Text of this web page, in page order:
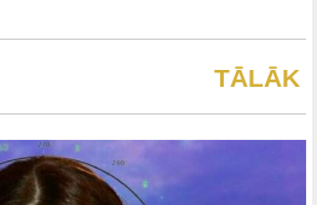
TĀLĀK